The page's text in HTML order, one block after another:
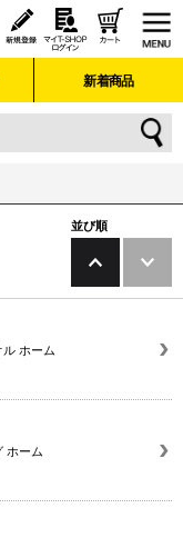
新着商品
並び順
ホーム
ホーム